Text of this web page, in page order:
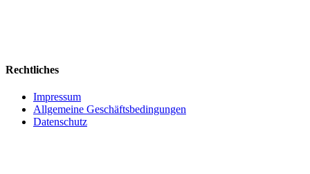
Rechtliches
Impressum
Allgemeine Geschäftsbedingungen
Datenschutz